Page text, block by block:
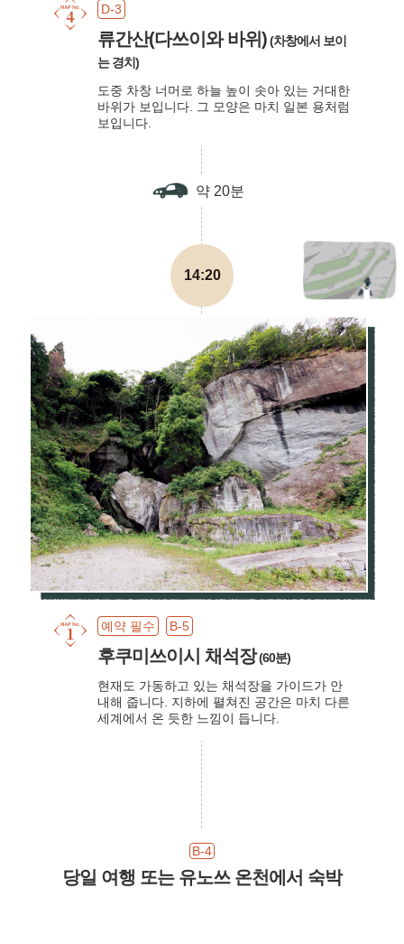
D-3
류간산(다쓰이와 바위)(차창에서 보이
는 경치)
도중 차창 너머로 하늘 높이 솟아 있는 거대한
바위가 보입니다. 그 모양은 마치 일본 용처럼
보입니다.
약 20분
14:20
예약 필수 B-5
후쿠미쓰이시 채석장(60분)
현재도 가동하고 있는 채석장을 가이드가 안
내해 줍니다. 지하에 펼쳐진 공간은 마치 다른
세계에서 온 듯한 느낌이 듭니다.
B-4
당일 여행 또는 유노쓰 온천에서 숙박